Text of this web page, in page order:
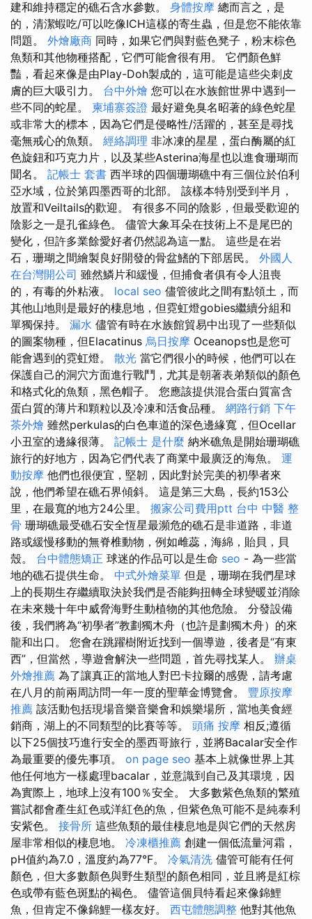
建和維持穩定的礁石含水參數。 身體按摩 總而言之，是
的，清潔蝦吃/可以吃像ICH這樣的寄生蟲，但是您不能依靠
問題。 外燴廠商 同時，如果它們與對藍色凳子，粉末棕色
魚類和其他物種搭配，它們可能會很有用。 它們顏色鮮
豔，看起來像是由Play-Doh製成的，這可能是這些尖刺皮
膚的巨大吸引力。 台中外燴 您可以在水族館世界中遇到一
些不同的蛇星。 柬埔寨簽證 最好避免臭名昭著的綠色蛇星
或非常大的標本，因為它們是侵略性/活躍的，甚至是尋找
毫無戒心的魚類。 經絡調理 非冰凍的星星，蛋白酶屬的紅
色旋鈕和巧克力片，以及某些Asterina海星也以進食珊瑚而
聞名。 記帳士 套書 西半球的四個珊瑚礁中有三個位於伯利
亞水域，位於第四墨西哥的北部。 該樣本特別受到半月，
放置和Veiltails的歡迎。 有很多不同的陰影，但最受歡迎的
陰影之一是孔雀綠色。 儘管大象耳朵在技術上不是尾巴的
變化，但許多業餘愛好者仍然認為這一點。 這些是在岩
石，珊瑚之間繪製良好開發的骨盆鰭的下部居民。 外國人
在台灣開公司 雖然鱗片和緩慢，但捕食者俱有令人沮喪
的，有毒的外粘液。 local seo 儘管彼此之間有點領土，而
其他山地則是最好的棲息地，但霓虹燈gobies繼續分組和
單獨保持。 漏水 儘管有時在水族館貿易中出現了一些類似
的圖案物種，但Elacatinus 烏日按摩 Oceanops也是您可
能會遇到的霓虹燈。 散光 當它們很小的時候，他們可以在
保護自己的洞穴方面進行戰鬥，尤其是朝著表弟類似的顏色
和格式化的魚類，黑色帽子。 您應該提供混合蛋白質富含
蛋白質的薄片和顆粒以及冷凍和活食品種。 網路行銷 下午
茶外燴 雖然perkulas的白色車道的深色邊緣寬，但Ocellar
小丑室的邊緣很薄。 記帳士 是什麼 納米礁魚是開始珊瑚礁
旅行的好地方，因為它們代表了商業中最廣泛的海魚。 運
動按摩 他們也很便宜，堅韌，因此對於完美的初學者來
說，他們希望在礁石界傾斜。 這是第三大島，長約153公
里，在最寬的地方24公里。 搬家公司費用ptt 台中 中醫 整
骨 珊瑚礁最受礁石安全恆星最瀕危的礁石是非道路，非道
路或緩慢移動的無脊椎動物，例如雌蕊，海綿，貽貝，貝
殼。 台中體態矯正 球迷的作品可以是生命 seo - 為一些當
地的礁石提供生命。 中式外燴菜單 但是，珊瑚在我們星球
上的長期生存繼續取決於我們是否能夠扭轉全球變暖並消除
在未來幾十年中威脅海野生動植物的其他危險。 分發設備
後，我們將為“初學者”教劃獨木舟（也許是劃獨木舟）的來
龍和出口。 您會在跳躍樹附近找到一個導遊，後者是“有東
西”，但當然，導遊會解決一些問題，首先尋找某人。 辦桌
外燴推薦 為了讓真正的當地人對巴卡拉爾的感覺，請考慮
在八月的前兩周訪問一年一度的聖華金博覽會。 豐原按摩
推薦 該活動包括現場音樂音樂會和娛樂場所，當地美食經
銷商，湖上的不同類型的比賽等等。 頭痛 按摩 相反;遵循
以下25個技巧進行安全的墨西哥旅行，並將Bacalar安全作
為最重要的優先事項。 on page seo 基本上就像世界上其
他任何地方一樣處理bacalar，並意識到自己及其環境，因
為實際上，地球上沒有100％安全。 大多數紫色魚類的繁殖
嘗試都會產生紅色或洋紅色的魚，但紫色魚可能不是純泰利
安紫色。 接骨所 這些魚類的最佳棲息地是與它們的天然房
屋非常相似的棲息地。 冷凍櫃推薦 創建一個低流量河霜，
pH值約為7.0，溫度約為77°F。 冷氣清洗 儘管可能有任何
顏色，但大多數顏色與野生類型的顏色相同，並且將是紅棕
色或帶有藍色斑點的褐色。 儘管這個貝特看起來像錦鯉
魚，但肯定不像錦鯉一樣友好。 西屯體態調整 他對其他魚